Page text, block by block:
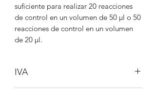
suficiente para realizar 20 reacciones
de control en un volumen de 50 µl o 50
reacciones de control en un volumen
de 20 µl.
IVA